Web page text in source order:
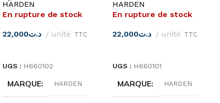
HARDEN
En rupture de stock
د.ت22,000 unité TTC
UGS : H660102
MARQUE HARDEN
HARDEN
En rupture de stock
د.ت22,000 unité TTC
UGS : H660101
MARQUE HARDEN